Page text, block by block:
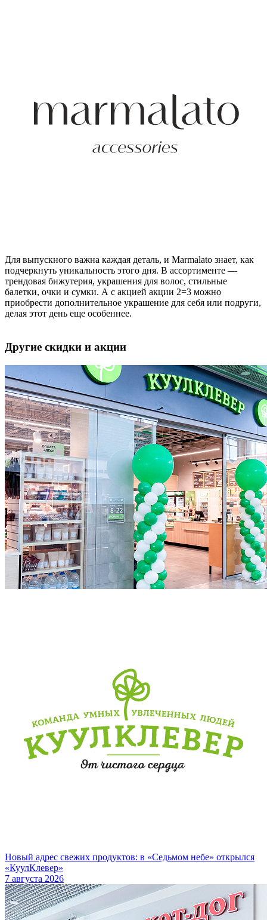
Для выпускного важна каждая деталь, и Marmalato знает, как
подчеркнуть уникальность этого дня. В ассортименте —
трендовая бижутерия, украшения для волос, стильные
балетки, очки и сумки. А с акцией акции 2=3 можно
приобрести дополнительное украшение для себя или подруги,
делая этот день еще особеннее.
Другие скидки и акции
Новый адрес свежих продуктов: в «Седьмом небе» открылся
«КуулКлевер»
7 августа 2026